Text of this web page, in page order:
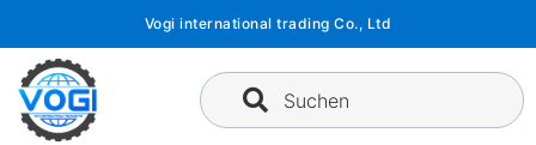
springen
Vogi international trading Co., Ltd
Suchen